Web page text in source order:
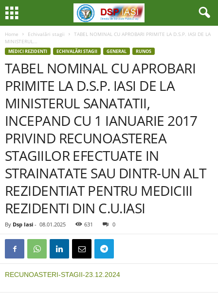
Home Echivalări stagii
TABEL NOMINAL CU APROBARI PRIMITE LA D.S.P. IASI DE LA
MINISTERUL...
MEDICI REZIDENTI ECHIVALĂRI STAGII GENERAL RUNOS
TABEL NOMINAL CU APROBARI
PRIMITE LA D.S.P. IASI DE LA
MINISTERUL SANATATII,
INCEPAND CU 1 IANUARIE 2017
PRIVIND RECUNOASTEREA
STAGIILOR EFECTUATE IN
STRAINATATE SAU DINTR-UN ALT
REZIDENTIAT PENTRU MEDICIII
REZIDENTI DIN C.U.IASI
By Dsp Iasi - 08.01.2025 631 0
RECUNOASTERI-STAGII-23.12.2024